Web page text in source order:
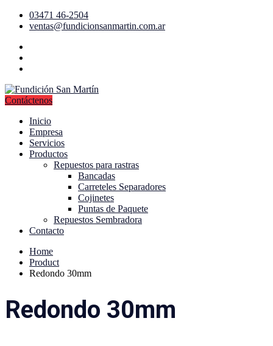
03471 46-2504
ventas@fundicionsanmartin.com.ar
Contáctenos
Inicio
Empresa
Servicios
Productos
Repuestos para rastras
Bancadas
Carreteles Separadores
Cojinetes
Puntas de Paquete
Repuestos Sembradora
Contacto
Home
Product
Redondo 30mm
Redondo 30mm